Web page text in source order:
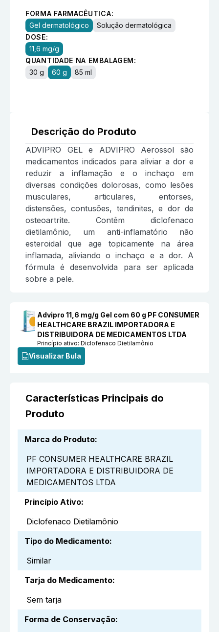
FORMA FARMACÊUTICA:
Gel dermatológico
Solução dermatológica
DOSE:
11,6 mg/g
QUANTIDADE NA EMBALAGEM:
30 g
60 g 85 ml
Descrição do Produto
ADVIPRO GEL e ADVIPRO Aerossol são
medicamentos indicados para aliviar a dor e
reduzir a inflamação e o inchaço em
diversas condições dolorosas, como lesões
musculares, articulares, entorses,
distensões, contusões, tendinites, e dor de
osteoartrite. Contêm diclofenaco
dietilamônio, um anti-inflamatório não
esteroidal que age topicamente na área
inflamada, aliviando o inchaço e a dor. A
fórmula é desenvolvida para ser aplicada
sobre a pele.
Advipro 11,6 mg/g Gel com 60 g PF CONSUMER
HEALTHCARE BRAZIL IMPORTADORA E
DISTRIBUIDORA DE MEDICAMENTOS LTDA
Princípio ativo:Diclofenaco Dietilamônio
Visualizar Bula
Características Principais do
Produto
Marca do Produto:
PF CONSUMER HEALTHCARE BRAZIL
IMPORTADORA E DISTRIBUIDORA DE
MEDICAMENTOS LTDA
Princípio Ativo:
Diclofenaco Dietilamônio
Tipo do Medicamento:
Similar
Tarja do Medicamento:
Sem tarja
Forma de Conservação: